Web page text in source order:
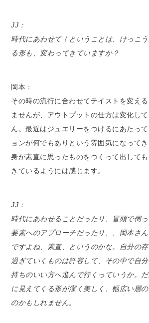
JJ：
時代にあわせて！ということは、けっこ
る形も、変わってきていますか？
岡本：
その時の流行に合わせてテイストを変え
ませんが、アウトプットの仕方は変化し
ん。最近はジュエリーをつけるにあたっ
ョンが何でもありという雰囲気になって
身が素直に思ったものをつくって出して
きているようには感じます。
JJ：
時代にあわせることだったり、冒頭で伺
要素へのアプローチだったり、、岡本さ
ですよね、素直、というのかな。自分の
過ぎていくものは許容して、その中で自
持ちのいい方へ進んで行くっていうか。
に見えてくる形が潔く美しく、幅広い層
のかもしれません。